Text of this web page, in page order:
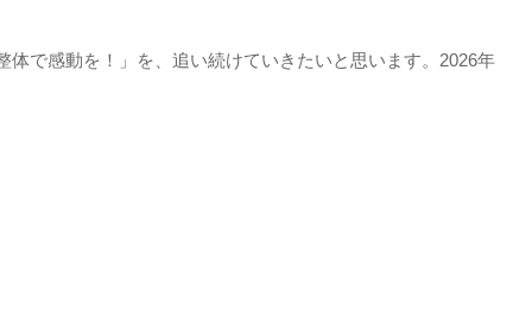
で感動を！」を、追い続けていきたいと思います。2026年